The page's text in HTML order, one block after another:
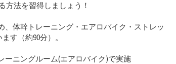
方法を習得しましょう！
体幹トレーニング・エアロバイク・ストレッ
す（約90分）。
ニングルーム(エアロバイク)で実施